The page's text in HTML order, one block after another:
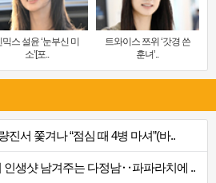
믹스 설윤 ‘눈부신 미
소’[포..
트와이스 쯔위 ‘갓경 쓴
훈녀’..
진서 쫓겨나 “점심 때 4병 마셔”(바..
인생샷 남겨주는 다정남‥파파라치에 ..